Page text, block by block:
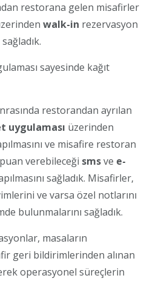
restorana gelen misafirler
walk-in rezervasyon
sayesinde kağıt
restorandan ayrılan
uygulaması üzerinden
ve misafire restoran
verebileceği smsve e-
sağladık. Misafirler,
ve varsa özel notlarını
bulunmalarını sağladık.
masaların
geri bildirimlerinden alınan
operasyonel süreçlerin